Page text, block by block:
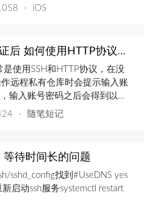
类继承UIViewController
· iOS
GitHub 在不支持密码验证后 如何使用HTTP协议访问
使用SSH和HTTP协议，在没
远程私有仓库时会提示输入账
输入账号密码之后会得到以下
nroyliu Password for
· 随笔短记
等待时间长的问题
sshd_config找到#UseDNS yes
启动ssh服务systemctl restart